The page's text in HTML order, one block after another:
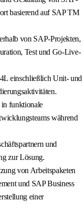
basierend auf SAP TM
von SAP-Projekten,
Test und Go-Live-
einschließlich Unit- und
in funktionale
während
und
zur Lösung.
von Arbeitspaketen
und SAP Business
einer